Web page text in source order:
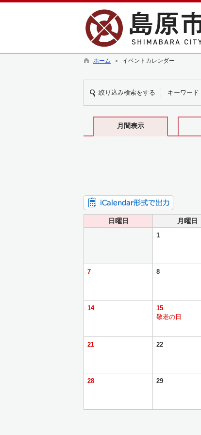
ホーム ＞ イベントカレンダー
絞り込み検索をする キーワード
月間表示
日曜日 月曜日
1
7 8
14
15
敬老の日
21 22
28 29